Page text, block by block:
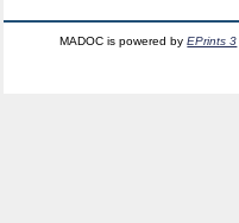
MADOC is powered byEPrints 3